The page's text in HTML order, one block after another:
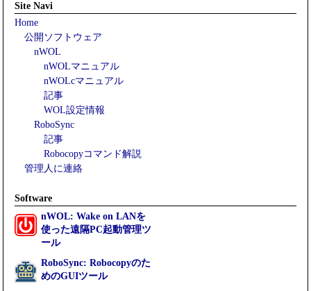
Site Navi
Home
公開ソフトウェア
nWOL
nWOLマニュアル
nWOLcマニュアル
記事
WOL設定情報
RoboSync
記事
Robocopyコマンド解説
管理人に連絡
Software
nWOL: Wake on LANを
使った遠隔PC起動管理ツ
ール
RoboSync: Robocopyのた
めのGUIツール